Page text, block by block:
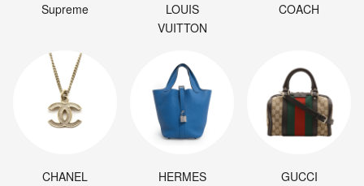
Supreme
LOUIS
VUITTON
COACH
CHANEL HERMES GUCCI